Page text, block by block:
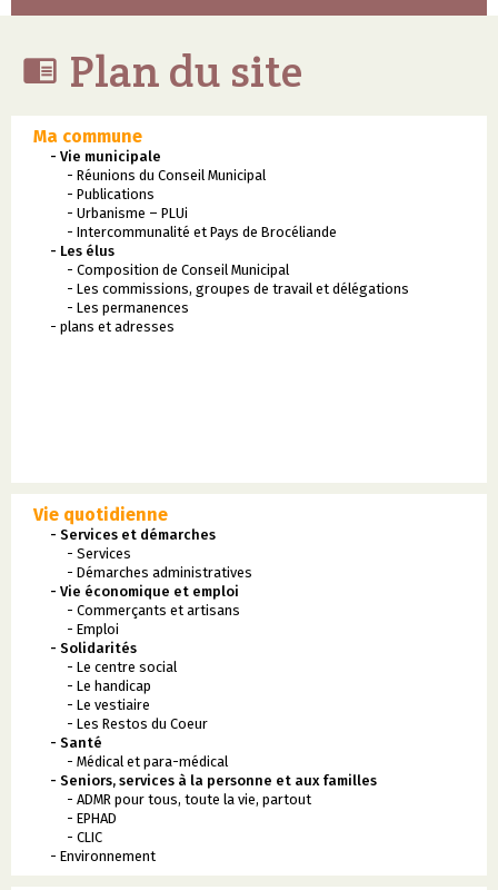
 Plan du site
Ma commune
- Vie municipale
- Réunions du Conseil Municipal
- Publications
- Urbanisme – PLUi
- Intercommunalité et Pays de Brocéliande
- Les élus
- Composition de Conseil Municipal
- Les commissions, groupes de travail et délégations
- Les permanences
- plans et adresses
Vie quotidienne
- Services et démarches
- Services
- Démarches administratives
- Vie économique et emploi
- Commerçants et artisans
- Emploi
- Solidarités
- Le centre social
- Le handicap
- Le vestiaire
- Les Restos du Coeur
- Santé
- Médical et para-médical
- Seniors, services à la personne et aux familles
- ADMR pour tous, toute la vie, partout
- EPHAD
- CLIC
- Environnement